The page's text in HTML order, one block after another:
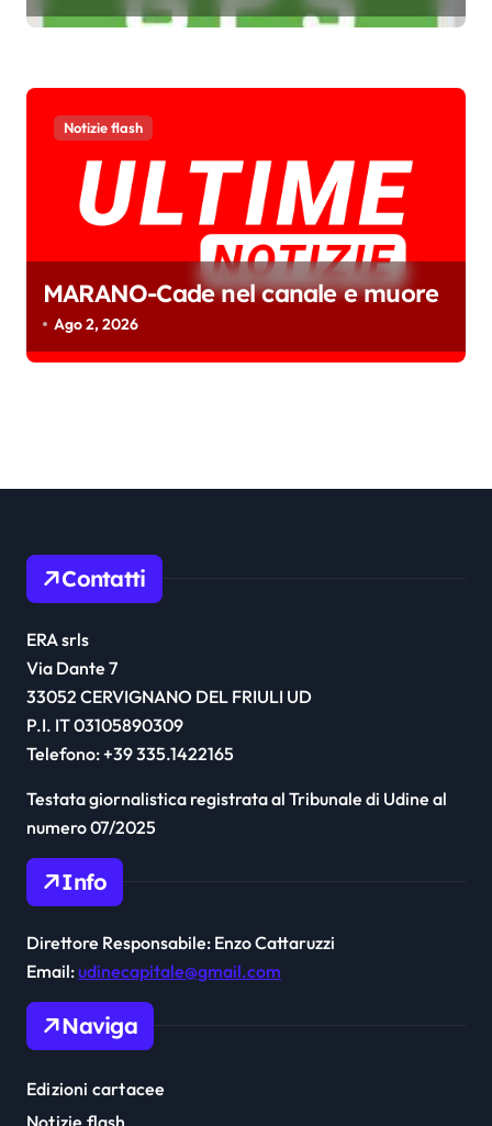
Notizie flash
MARANO-Cade nel canale e muore
Ago 2, 2026
Contatti
ERA srls
Via Dante 7
33052 CERVIGNANO DEL FRIULI UD
P.I. IT 03105890309
Telefono: +39 335.1422165
Testata giornalistica registrata al Tribunale di Udine al
numero 07/2025
Info
Direttore Responsabile: Enzo Cattaruzzi
Email:udinecapitale@gmail.com
Naviga
Edizioni cartacee
Notizie flash